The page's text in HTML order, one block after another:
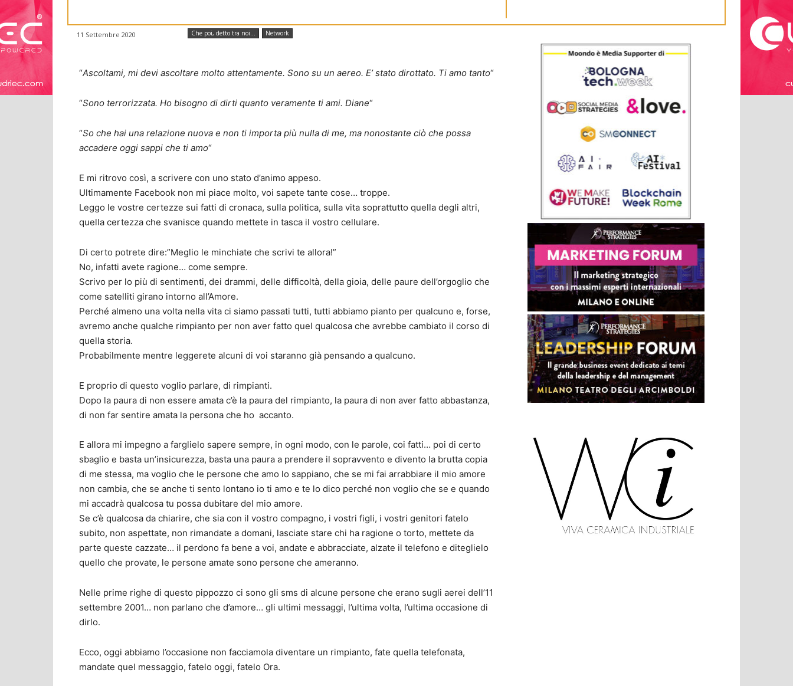
11 Settembre 2020 Che poi, detto tra noi... Network
“Ascoltami, mi devi ascoltare molto attentamente. Sono su un aereo. E’ stato dirottato. Ti amo tanto“
“Sono terrorizzata. Ho bisogno di dirti quanto veramente ti ami. Diane“
“So che hai una relazione nuova e non ti importa più nulla di me, ma nonostante ciò che possa
accadere oggi sappi che ti amo“
E mi ritrovo così, a scrivere con uno stato d’animo appeso.
Ultimamente Facebook non mi piace molto, voi sapete tante cose… troppe.
Leggo le vostre certezze sui fatti di cronaca, sulla politica, sulla vita soprattutto quella degli altri,
quella certezza che svanisce quando mettete in tasca il vostro cellulare.
Di certo potrete dire:”Meglio le minchiate che scrivi te allora!”
No, infatti avete ragione… come sempre.
Scrivo per lo più di sentimenti, dei drammi, delle difficoltà, della gioia, delle paure dell’orgoglio che
come satelliti girano intorno all’Amore.
Perché almeno una volta nella vita ci siamo passati tutti, tutti abbiamo pianto per qualcuno e, forse,
avremo anche qualche rimpianto per non aver fatto quel qualcosa che avrebbe cambiato il corso di
quella storia.
Probabilmente mentre leggerete alcuni di voi staranno già pensando a qualcuno.
E proprio di questo voglio parlare, di rimpianti.
Dopo la paura di non essere amata c’è la paura del rimpianto, la paura di non aver fatto abbastanza,
di non far sentire amata la persona che ho accanto.
E allora mi impegno a farglielo sapere sempre, in ogni modo, con le parole, coi fatti… poi di certo
sbaglio e basta un’insicurezza, basta una paura a prendere il sopravvento e divento la brutta copia
di me stessa, ma voglio che le persone che amo lo sappiano, che se mi fai arrabbiare il mio amore
non cambia, che se anche ti sento lontano io ti amo e te lo dico perché non voglio che se e quando
mi accadrà qualcosa tu possa dubitare del mio amore.
Se c’è qualcosa da chiarire, che sia con il vostro compagno, i vostri figli, i vostri genitori fatelo
subito, non aspettate, non rimandate a domani, lasciate stare chi ha ragione o torto, mettete da
parte queste cazzate… il perdono fa bene a voi, andate e abbracciate, alzate il telefono e diteglielo
quello che provate, le persone amate sono persone che ameranno.
Nelle prime righe di questo pippozzo ci sono gli sms di alcune persone che erano sugli aerei dell’11
settembre 2001… non parlano che d’amore… gli ultimi messaggi, l’ultima volta, l’ultima occasione di
dirlo.
Ecco, oggi abbiamo l’occasione non facciamola diventare un rimpianto, fate quella telefonata,
mandate quel messaggio, fatelo oggi, fatelo Ora.